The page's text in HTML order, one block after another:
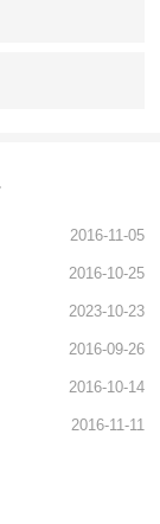
2016-11-05
2016-10-25
2023-10-23
2016-09-26
2016-10-14
2016-11-11